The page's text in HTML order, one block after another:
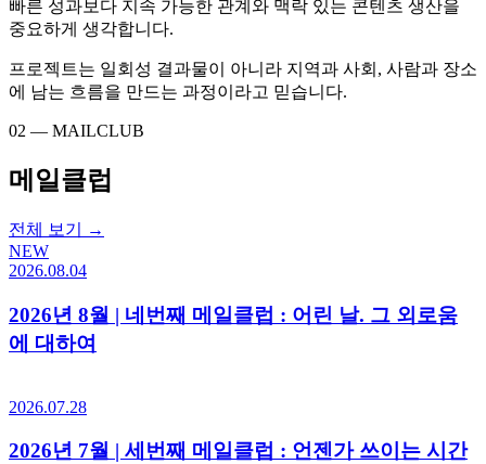
빠른 성과보다 지속 가능한 관계와 맥락 있는 콘텐츠 생산을
중요하게 생각합니다.
프로젝트는 일회성 결과물이 아니라 지역과 사회, 사람과 장소
에 남는 흐름을 만드는 과정이라고 믿습니다.
02 — MAILCLUB
메일클럽
전체 보기 →
NEW
2026.08.04
2026년 8월 | 네번째 메일클럽 : 어린 날. 그 외로움
에 대하여
2026.07.28
2026년 7월 | 세번째 메일클럽 : 언젠가 쓰이는 시간